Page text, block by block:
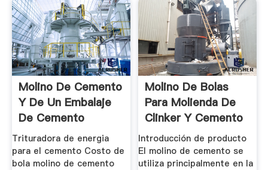
Molino De Cemento
Y De Un Embalaje
De Cemento
Trituradora de energia
para el cemento Costo de
bola molino de cemento
Molino De Bolas
Para Molienda De
Clinker Y Cemento
ZKcorp
Introducción de producto
El molino de cemento se
utiliza principalmente en la